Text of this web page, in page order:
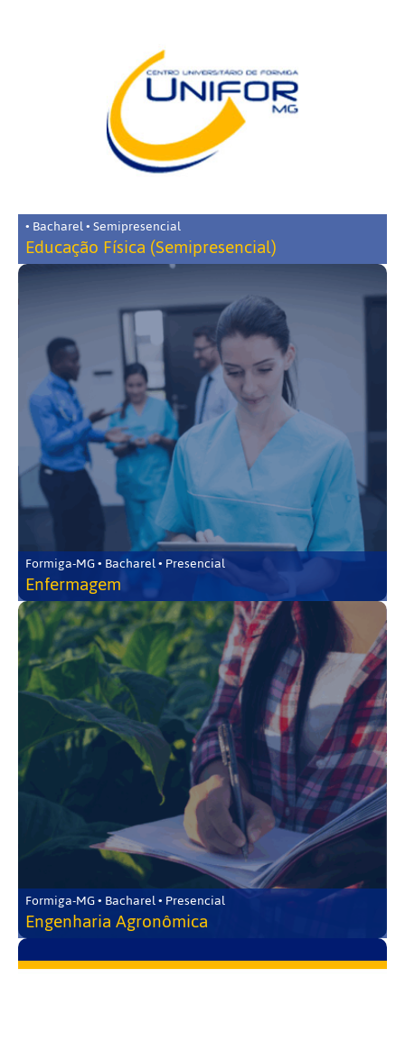
• Bacharel • Semipresencial
Educação Física (Semipresencial)
Formiga-MG • Bacharel • Presencial
Enfermagem
Formiga-MG • Bacharel • Presencial
Engenharia Agronômica